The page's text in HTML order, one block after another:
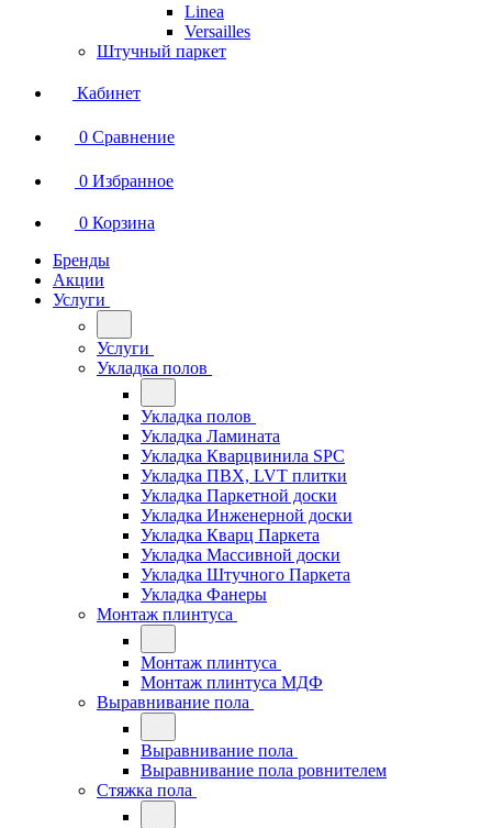
Linea
Versailles
Штучный паркет
Кабинет
0 Сравнение
0 Избранное
0 Корзина
Бренды
Акции
Услуги
Услуги
Укладка полов
Укладка полов
Укладка Ламината
Укладка Кварцвинила SPC
Укладка ПВХ, LVT плитки
Укладка Паркетной доски
Укладка Инженерной доски
Укладка Кварц Паркета
Укладка Массивной доски
Укладка Штучного Паркета
Укладка Фанеры
Монтаж плинтуса
Монтаж плинтуса
Монтаж плинтуса МДФ
Выравнивание пола
Выравнивание пола
Выравнивание пола ровнителем
Стяжка пола